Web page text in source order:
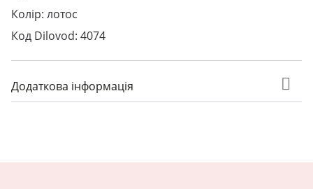
Колір: лотос
Код Dilovod: 4074
Додаткова інформація